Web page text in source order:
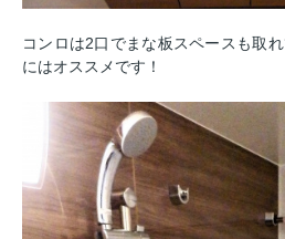
コンロは2口でまな板スペースも取
にはオススメです！